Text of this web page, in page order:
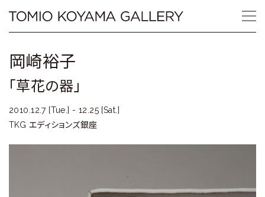
content
Tomio
Gallery
小
山
登
岡崎裕子
「草花の器」
2010.12.7 [Tue.] - 12.25 [Sat.]
TKG エディションズ銀座